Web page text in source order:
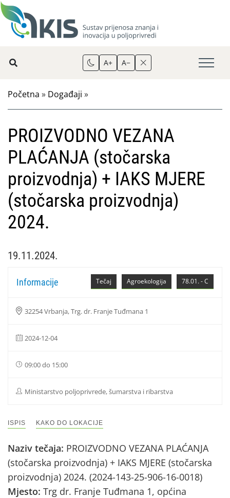
A+ A−
Početna » Događaji »
PROIZVODNO VEZANA
PLAĆANJA (stočarska
proizvodnja) + IAKS MJERE
(stočarska proizvodnja)
2024.
19.11.2024.
78.01. - C
Agroekologija
Tečaj
Informacije
32254 Vrbanja, Trg. dr. Franje Tuđmana 1
2024-12-04
09:00 do 15:00
Ministarstvo poljoprivrede, šumarstva i ribarstva
ISPIS KAKO DO LOKACIJE
Naziv tečaja: PROIZVODNO VEZANA PLAĆANJA
(stočarska proizvodnja) + IAKS MJERE (stočarska
proizvodnja) 2024. (2024-143-25-906-16-0018)
Mjesto: Trg dr. Franje Tuđmana 1, općina